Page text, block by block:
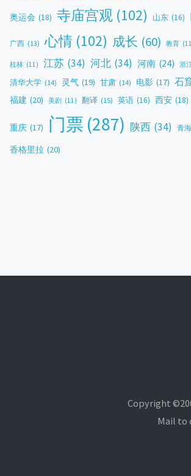
奥运会 (18) 寺庙宫观 (102) 山东 (16)
广西 (13) 心情 (102) 成长 (60) 教育
桂林 (11) 江苏 (34) 河北 (34) 河南 (24) 浙
清华大学 (14) 灵气 (19) 甘肃 (14) 电影 (17) 石
福建 (20) 美剧 (11) 翻译 (15) 英语 (16) 西安 (18)
重庆 (17) 门票 (287) 陕西 (34) 青海
香格里拉 (20)
Copyright
Mail to